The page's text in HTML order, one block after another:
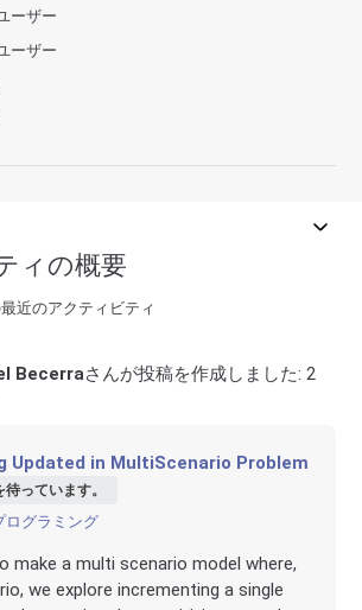
ーザー
ーザー
ィの概要
近のアクティビティ
Becerraさんが投稿を作成しました:2
Updated in MultiScenario Problem
っています。
ログラミング
make a multi scenario model where,
we explore incrementing a single